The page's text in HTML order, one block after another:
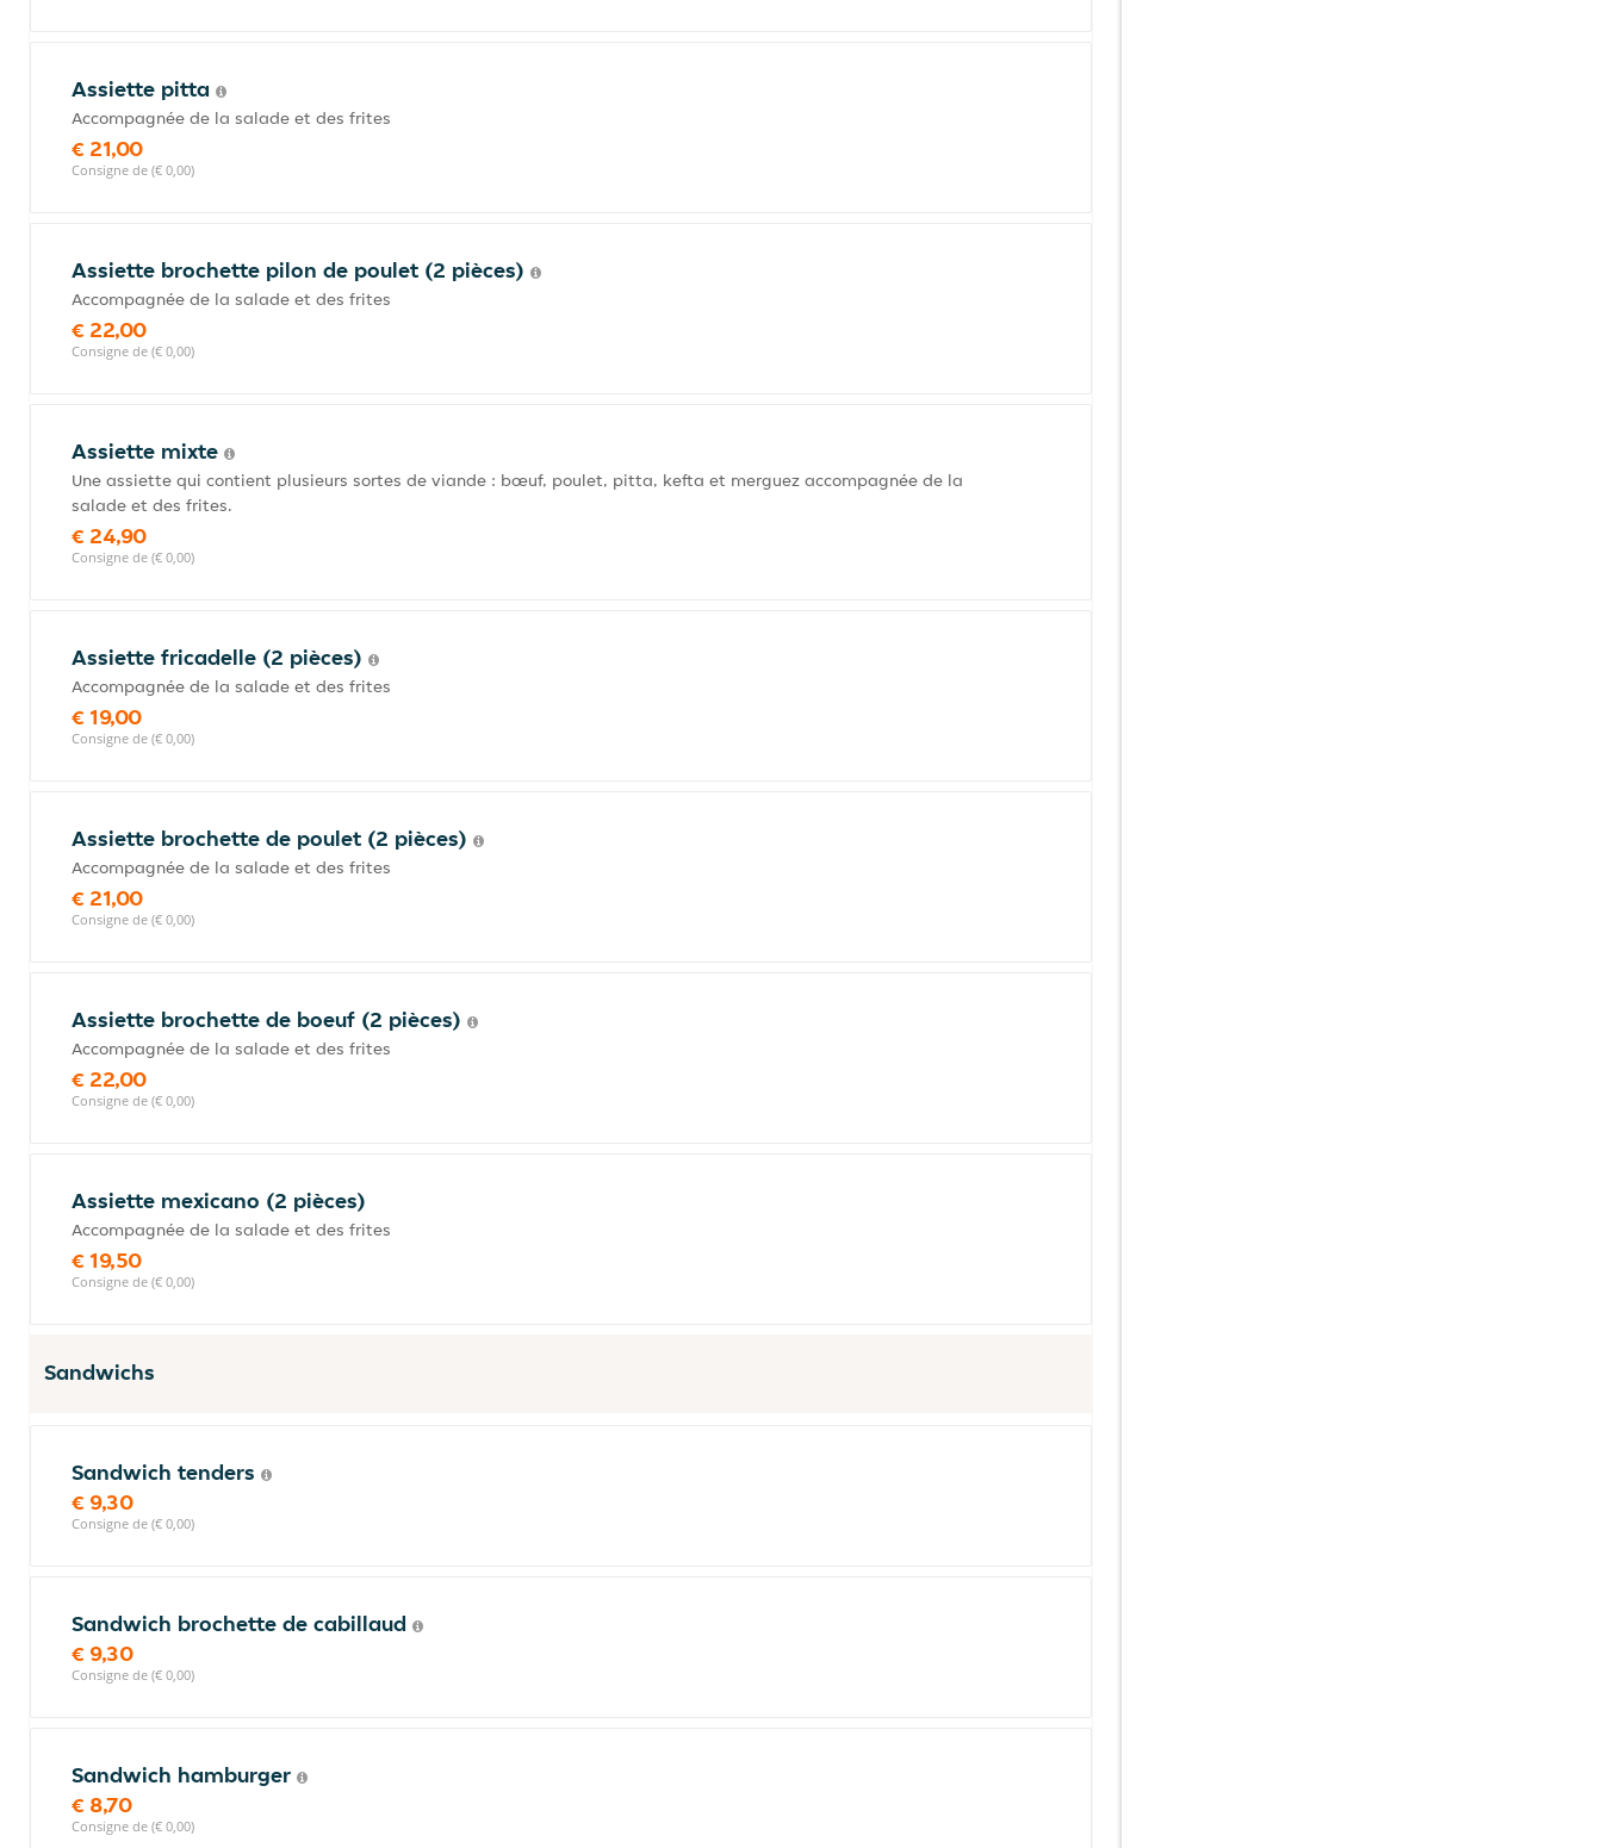
Assiette pitta
Accompagnée de la salade et des frites
€ 21,00
Consigne de (€ 0,00)
Assiette brochette pilon de poulet (2 pièces)
Accompagnée de la salade et des frites
€ 22,00
Consigne de (€ 0,00)
Assiette mixte
Une assiette qui contient plusieurs sortes de viande : bœuf, poulet, pitta, kefta et merguez accompagnée de la
salade et des frites.
€ 24,90
Consigne de (€ 0,00)
Assiette fricadelle (2 pièces)
Accompagnée de la salade et des frites
€ 19,00
Consigne de (€ 0,00)
Assiette brochette de poulet (2 pièces)
Accompagnée de la salade et des frites
€ 21,00
Consigne de (€ 0,00)
Assiette brochette de boeuf (2 pièces)
Accompagnée de la salade et des frites
€ 22,00
Consigne de (€ 0,00)
Assiette mexicano (2 pièces)
Accompagnée de la salade et des frites
€ 19,50
Consigne de (€ 0,00)
Sandwichs
Sandwich tenders
€ 9,30
Consigne de (€ 0,00)
Sandwich brochette de cabillaud
€ 9,30
Consigne de (€ 0,00)
Sandwich hamburger
€ 8,70
Consigne de (€ 0,00)